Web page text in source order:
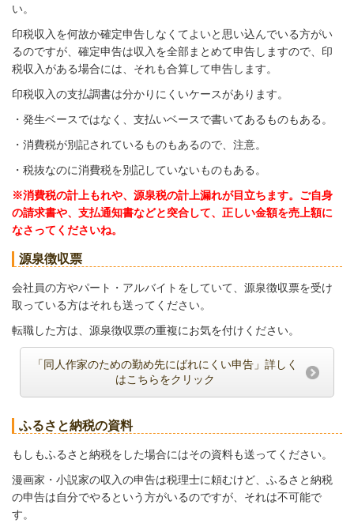
い。
印税収入を何故か確定申告しなくてよいと思い込んでいる方がい
るのですが、確定申告は収入を全部まとめて申告しますので、印
税収入がある場合には、それも合算して申告します。
印税収入の支払調書は分かりにくいケースがあります。
・発生ベースではなく、支払いベースで書いてあるものもある。
・消費税が別記されているものもあるので、注意。
・税抜なのに消費税を別記していないものもある。
※消費税の計上もれや、源泉税の計上漏れが目立ちます。ご自身
の請求書や、支払通知書などと突合して、正しい金額を売上額に
なさってくださいね。
源泉徴収票
会社員の方やパート・アルバイトをしていて、源泉徴収票を受け
取っている方はそれも送ってください。
転職した方は、源泉徴収票の重複にお気を付けください。
「同人作家のための勤め先にばれにくい申告」詳しく
はこちらをクリック
ふるさと納税の資料
もしもふるさと納税をした場合にはその資料も送ってください。
漫画家・小説家の収入の申告は税理士に頼むけど、ふるさと納税
の申告は自分でやるという方がいるのですが、それは不可能で
す。